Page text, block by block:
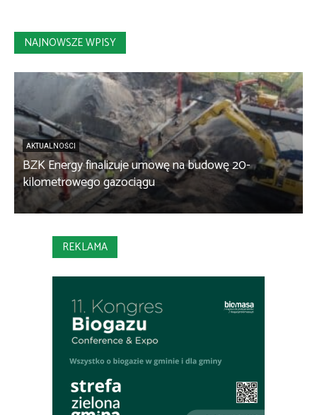
NAJNOWSZE WPISY
AKTUALNOŚCI
BZK Energy finalizuje umowę na budowę 20-
kilometrowego gazociągu
REKLAMA